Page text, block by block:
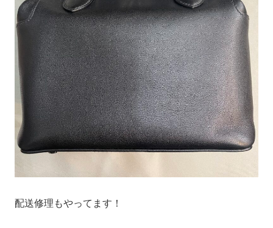
配送修理もやってます！